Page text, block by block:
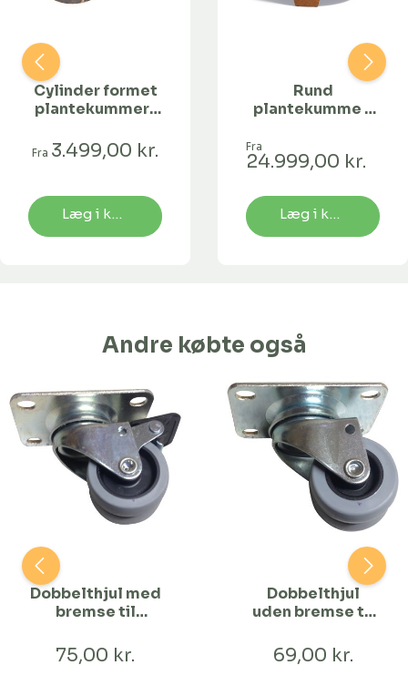
Cylinder formet
plantekummer i
H60 cm
Fra 3.499,00 kr.
Læg i kurv
Rund
plantekumme -
Fra
24.999,00 kr.
Læg i kurv
Andre købte også
Dobbelthjul med
bremse til
75,00 kr.
Dobbelthjul
uden bremse til
69,00 kr.